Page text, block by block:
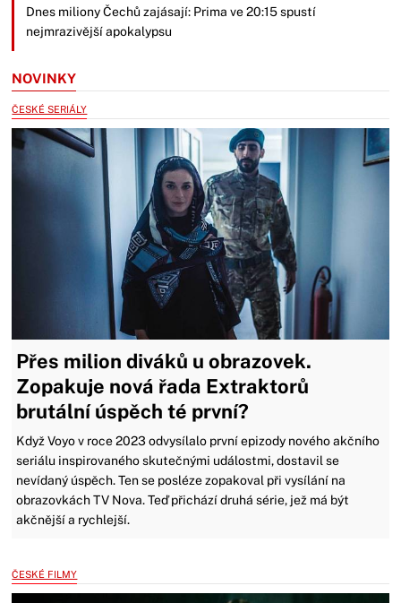
Dnes miliony Čechů zajásají: Prima ve 20:15 spustí
nejmrazivější apokalypsu
NOVINKY
ČESKÉ SERIÁLY
Přes milion diváků u obrazovek.
Zopakuje nová řada Extraktorů
brutální úspěch té první?
Když Voyo v roce 2023 odvysílalo první epizody nového akčního
seriálu inspirovaného skutečnými událostmi, dostavil se
nevídaný úspěch. Ten se posléze zopakoval při vysílání na
obrazovkách TV Nova. Teď přichází druhá série, jež má být
akčnější a rychlejší.
ČESKÉ FILMY